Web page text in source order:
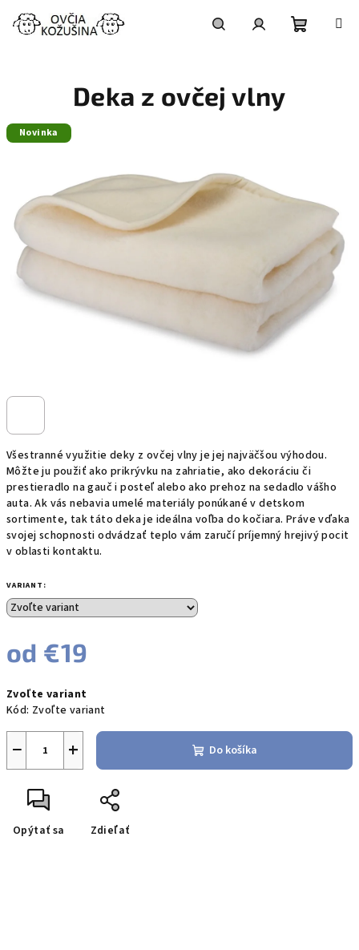
obsah
Všestranné využitie deky z ovčej vlny je jej najväčšou výhodou.
Môžte ju použiť ako prikrývku na zahriatie, ako dekoráciu či
prestieradlo na gauč i posteľ alebo ako prehoz na sedadlo vášho
auta. Ak vás nebavia umelé materiály ponúkané v detskom
sortimente, tak táto deka je ideálna voľba do kočiara. Práve vďaka
svojej schopnosti odvádzať teplo vám zaručí príjemný hrejivý pocit
v oblasti kontaktu.
VARIANT:
od €19
cena:
Zvoľte variant
Kód: Zvoľte variant
+
− Do košíka
Opýtať sa Zdieľať
Deka z ovčej vlny
Novinka